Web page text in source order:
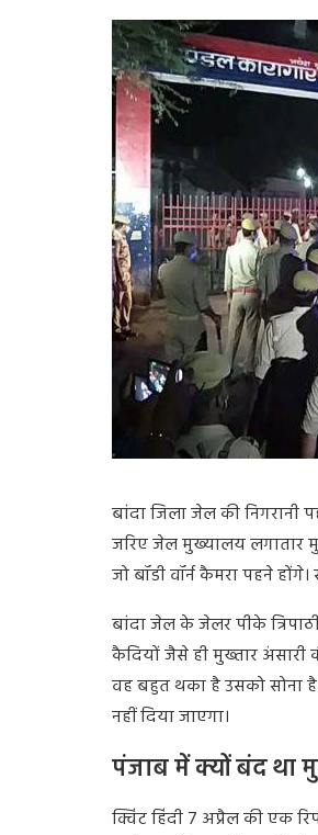
बांदाजिलाजेलकीनिगरानी
जरिएजेलमुख्यालयलगातार
जोबॉडीवॉर्नकैमरापहनेहोंगे।
बांदाजेलकेजेलरपीके
कैदियोंजैसेहीमुख्तारअंसारी
वहबहुतथकाहैउसकोसोना
नहींदियाजाएगा।
पंजाब में क्यों बंद था
क्विंटहिंदी7 अप्रैलकीएक